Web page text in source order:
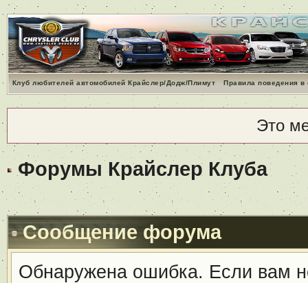
Клуб любителей автомобилей Крайслер/Додж/Плимут Правила поведения
Это
Форумы Крайслер Клуба
Сообщение форума
Обнаружена ошибка. Если вам